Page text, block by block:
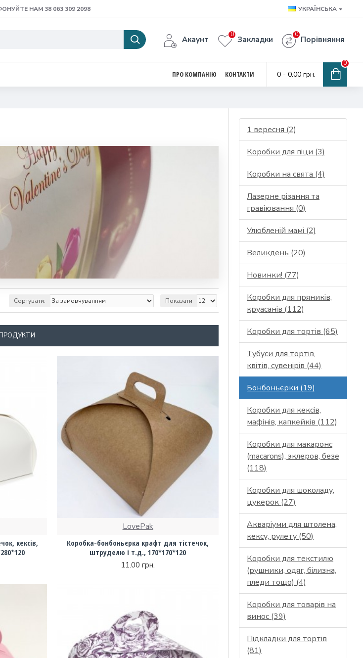
НАМ 38 ‎063 309 2098 УКРАЇНСЬКА
Акаунт Закладки
0
Порівняння
0
ПРО КОМПАНІЮ КОНТАКТИ 0 - 0.00 грн.
0
Сортувати: Показати
кексів,
LovePak
Коробка-бонбоньєрка крафт для тістечок,
штруделю і т.д., 170*170*120
11.00 грн.
1 вересня (2)
Коробки для піци (3)
Коробки на свята (4)
Лазерне різання та
гравіювання (0)
Улюбленій мамі (2)
Великдень (20)
Новинки! (77)
Коробки для пряників,
круасанів (112)
Коробки для тортів (65)
Тубуси для тортів,
квітів, сувенірів (44)
Бонбоньєрки (19)
Коробки для кексів,
мафінів, капкейків (112)
Коробки для макаронс
(macarons), эклеров, безе
(118)
Коробки для шоколаду,
цукерок (27)
Акваріуми для штолена,
кексу, рулету (50)
Коробки для текстилю
(рушники, одяг, білизна,
пледи тощо) (4)
Коробки для товарів на
винос (39)
Підкладки для тортів
(81)